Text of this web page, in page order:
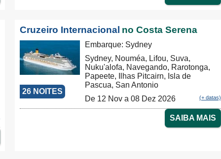
Cruzeiro Internacional no Costa Serena
26 NOITES
Embarque: Sydney
Sydney, Nouméa, Lifou, Suva,
Nuku'alofa, Navegando, Rarotonga,
Papeete, Ilhas Pitcairn, Isla de
Pascua, San Antonio
De 12 Nov a 08 Dez 2026
(+ datas)
SAIBA MAIS